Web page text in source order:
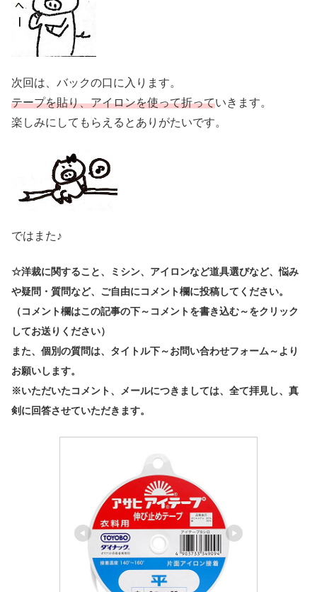
次回は、バックの口に入ります。
テープを貼り、アイロンを使って折っていきます。
楽しみにしてもらえるとありがたいです。
ではまた♪
☆洋裁に関すること、ミシン、アイロンなど道具選びなど、悩み
や疑問・質問など、ご自由にコメント欄に投稿してください。
（コメント欄はこの記事の下～コメントを書き込む～をクリック
してお送りください）
また、個別の質問は、タイトル下～お問い合わせフォーム～より
お願いします。
※いただいたコメント、メールにつきましては、全て拝見し、真
剣に回答させていただきます。